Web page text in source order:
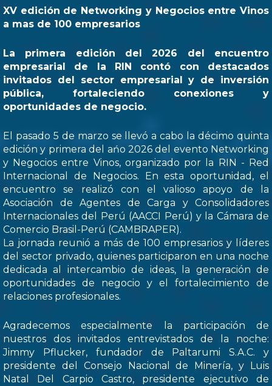
XV edición de Networking y Negocios entre Vinos
a mas de 100 empresarios
La primera edición del 2026 del encuentro
empresarial de la RIN contó con destacados
invitados del sector empresarial y de inversión
pública, fortaleciendo conexiones y
oportunidades de negocio.
El pasado 5 de marzo se llevó a cabo la décimo quinta
edición y primera del ańo 2026 del evento Networking
y Negocios entre Vinos, organizado por la RIN - Red
Internacional de Negocios. En esta oportunidad, el
encuentro se realizó con el valioso apoyo de la
Asociación de Agentes de Carga y Consolidadores
Internacionales del Perú (AACCI Perú) y la Cámara de
Comercio Brasil-Perú (CAMBRAPER).
La jornada reunió a más de 100 empresarios y líderes
del sector privado, quienes participaron en una noche
dedicada al intercambio de ideas, la generación de
oportunidades de negocio y el fortalecimiento de
relaciones profesionales.
Agradecemos especialmente la participación de
nuestros dos invitados entrevistados de la noche:
Jimmy Pflucker, fundador de Paltarumi S.A.C. y
presidente del Consejo Nacional de Minería, y Luis
Natal Del Carpio Castro, presidente ejecutivo de